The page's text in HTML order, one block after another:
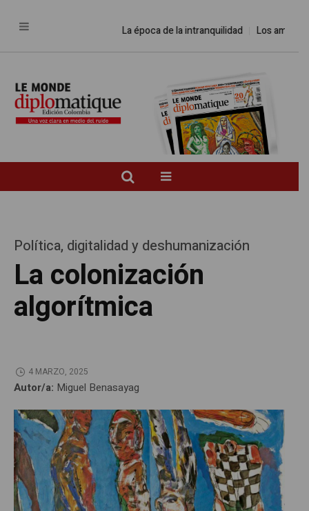
La época de la intranquilidad Los amos del
Política, digitalidad y deshumanización
La colonización
algorítmica
4 MARZO, 2025
Autor/a: Miguel Benasayag